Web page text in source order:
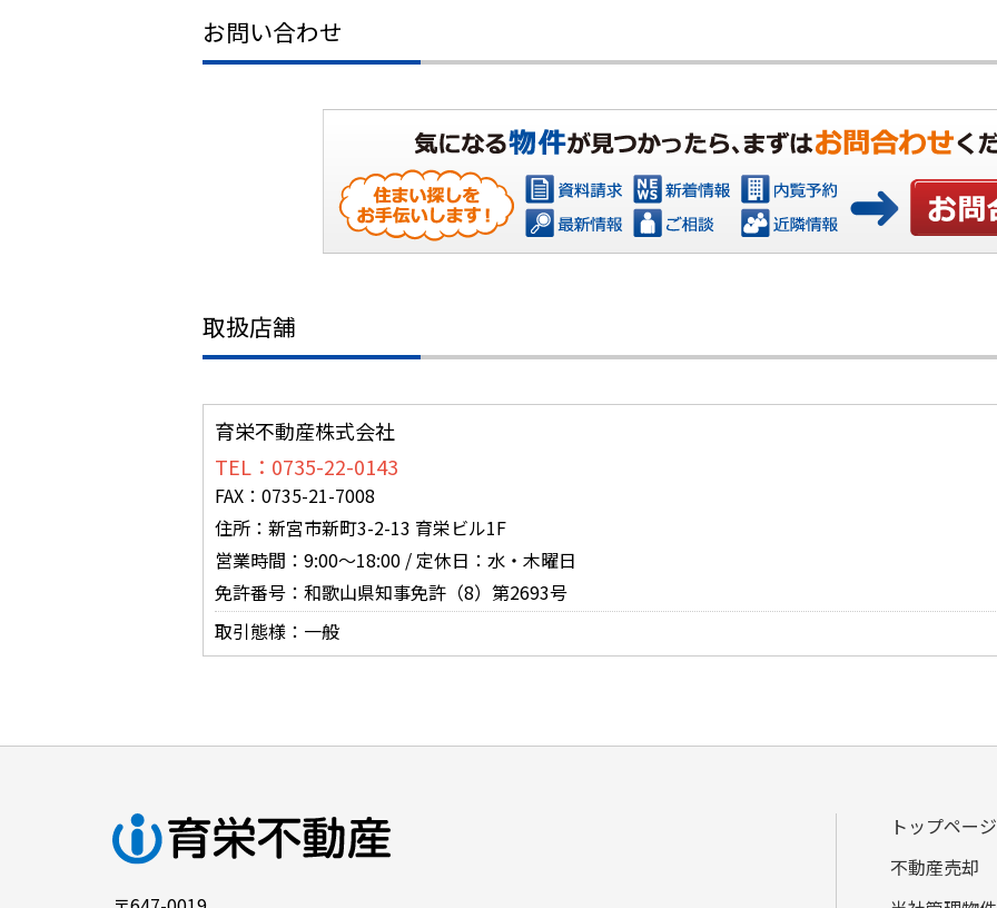
お問い合わせ
お問い合
取扱店舗
育栄不動産株式会社
TEL：0735-22-0143
FAX：0735-21-7008
住所：新宮市新町3-2-13 育栄ビル1F
営業時間：9:00～18:00 / 定休日：水・木曜日
免許番号：和歌山県知事免許（8）第2693号
取引態様：一般
トップページ
不動産売却